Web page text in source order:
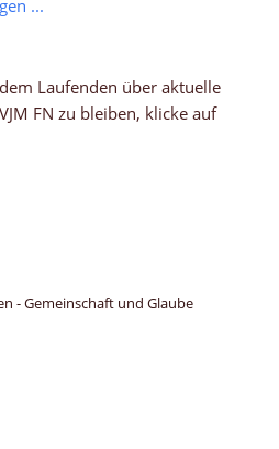
...
Laufenden über aktuelle
FN zu bleiben, klicke auf
- Gemeinschaft und Glaube